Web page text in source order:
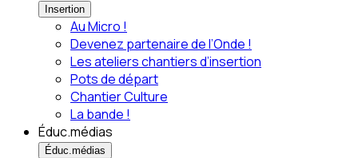
Insertion
Au Micro !
Devenez partenaire de l’Onde !
Les ateliers chantiers d’insertion
Pots de départ
Chantier Culture
La bande !
Éduc.médias
Éduc.médias